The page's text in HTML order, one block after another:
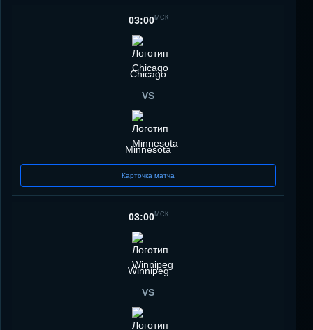
03:00МСК
Chicago
VS
Minnesota
Карточка матча
03:00МСК
Winnipeg
VS